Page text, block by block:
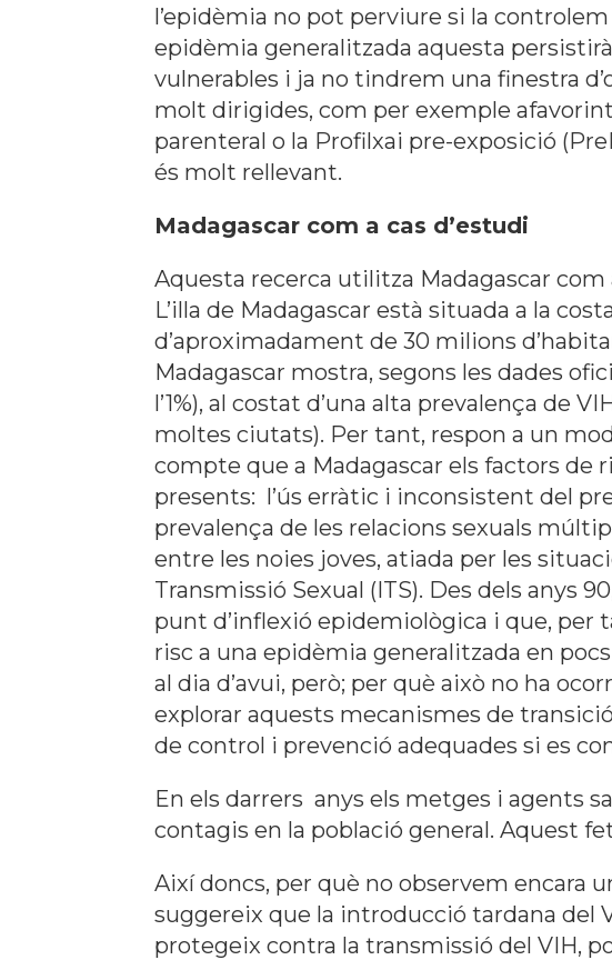
l’epidèmia no pot perviure si la
epidèmia generalitzada aquesta
vulnerables i ja no tindrem una finestra
molt dirigides, com per exemple
parenteral o la Profilxai pre-exposició
és molt rellevant.
Madagascar com a cas d’estudi
Aquesta recerca utilitza Madagascar
L’illa de Madagascar està situada a la
d’aproximadament de 30 milions
Madagascar mostra, segons les dades
l’1%), al costat d’una alta prevalença de
moltes ciutats). Per tant, respon a un
compte que a Madagascar els factors de
presents: l’ús erràtic i inconsistent del
prevalença de les relacions sexuals
entre les noies joves, atiada per les
Transmissió Sexual (ITS). Des dels anys
punt d’inflexió epidemiològica i que, per
risc a una epidèmia generalitzada en
al dia d’avui, però; per què això no ha
explorar aquests mecanismes de
de control i prevenció adequades si es
En els darrers anys els metges i agents
contagis en la població general. Aquest
Així doncs, per què no observem encara
suggereix que la introducció tardana del
protegeix contra la transmissió del VIH,